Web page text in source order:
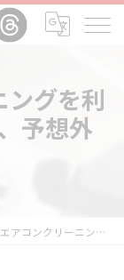
ングを利
予想外
ーニングを利用した方の体験談では、予想外の...